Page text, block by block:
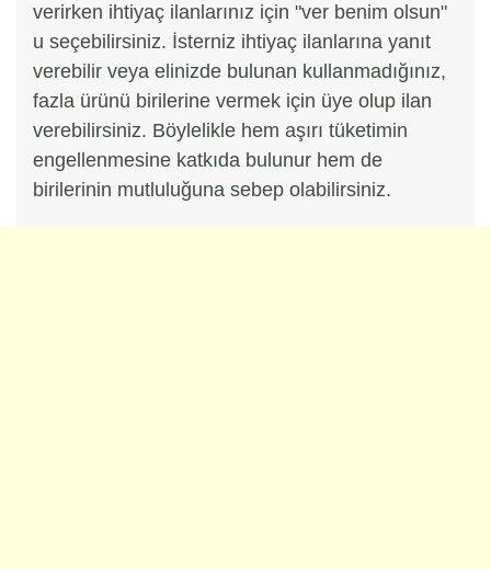
verirken ihtiyaç ilanlarınız için "ver benim olsun"
u seçebilirsiniz. İsterniz ihtiyaç ilanlarına yanıt
verebilir veya elinizde bulunan kullanmadığınız,
fazla ürünü birilerine vermek için üye olup ilan
verebilirsiniz. Böylelikle hem aşırı tüketimin
engellenmesine katkıda bulunur hem de
birilerinin mutluluğuna sebep olabilirsiniz.